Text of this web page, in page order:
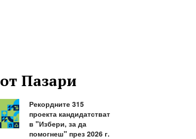
Пазари
Рекордните 315
проекта кандидатстват
в "Избери, за да
помогнеш" през 2026 г.